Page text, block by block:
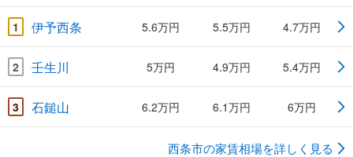
1 伊予西条 5.6万円 5.5万円 4.7万円
2 壬生川 5万円 4.9万円 5.4万円
3 石鎚山 6.2万円 6.1万円 6万円
西条市の家賃相場を詳しく見る